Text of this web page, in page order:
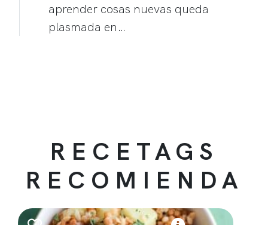
aprender cosas nuevas queda
plasmada en…
RECETAGS
RECOMIENDA